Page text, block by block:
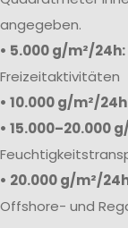
angegeben.
• 5.000 g/m²/24h:
Freizeitaktivitäten
• 10.000 g/m²/
• 15.000–20.000
• 20.000 g/m²/
Offshore- und